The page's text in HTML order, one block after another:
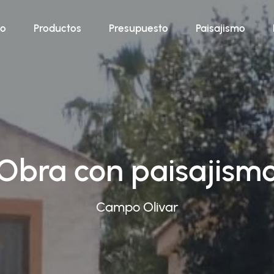
Productos Presupuesto Paisajismo
con
Campo Olivar